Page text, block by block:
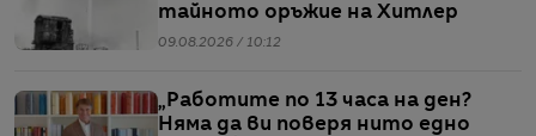
тайното оръжие на Хитлер
09.08.2026 / 10:12
„Работите по 13 часа на ден?
Няма да ви поверя нито едно